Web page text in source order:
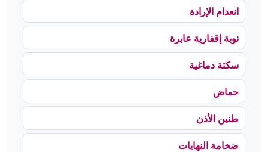
انعدام الإرادة
نوبة إقفارية عابرة
سكتة دماغية
حماض
طنين الأذن
ضخامة النهايات